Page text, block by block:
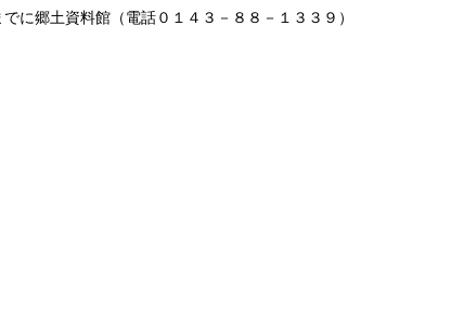
郷土資料館（電話０１４３－８８－１３３９）